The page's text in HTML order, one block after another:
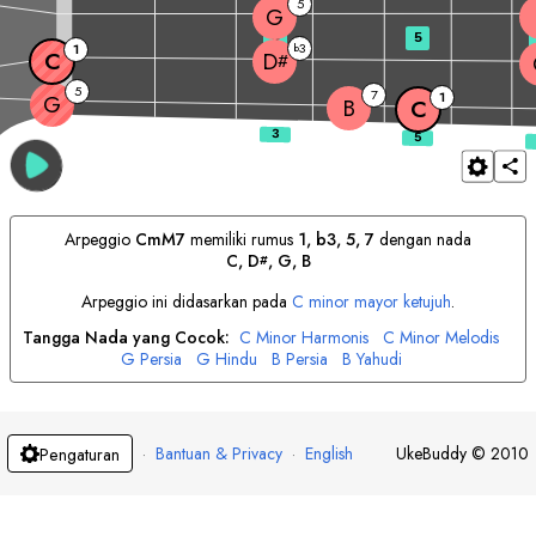
G 5
B 7 C 1
C 1 D#
b3
G
3 5
Arpeggio CmM7 memiliki rumus 1, b3, 5, 7 dengan nada
C, D#, G, B
Arpeggio ini didasarkan pada C minor mayor ketujuh.
Tangga Nada yang Cocok: C Minor Harmonis C Minor Melodis
G Persia G Hindu B Persia B Yahudi
Pengaturan · Bantuan & Privacy · English UkeBuddy © 2010